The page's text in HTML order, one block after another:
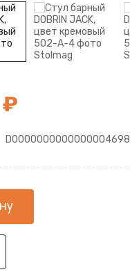
₽
D0000000000000004698